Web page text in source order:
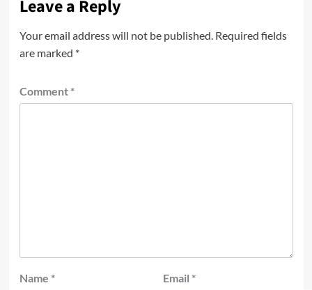
Leave a Reply
Your email address will not be published. Required fields
are marked *
Comment *
Name * Email *